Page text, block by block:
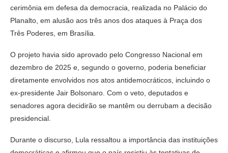
cerimônia em defesa da democracia, realizada no Palácio do
Planalto, em alusão aos três anos dos ataques à Praça dos
Três Poderes, em Brasília.
O projeto havia sido aprovado pelo Congresso Nacional em
dezembro de 2025 e, segundo o governo, poderia beneficiar
diretamente envolvidos nos atos antidemocráticos, incluindo o
ex-presidente Jair Bolsonaro. Com o veto, deputados e
senadores agora decidirão se mantêm ou derrubam a decisão
presidencial.
Durante o discurso, Lula ressaltou a importância das instituições